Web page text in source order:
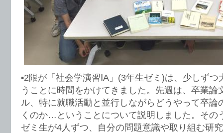
▪︎2限が「社会学演習ⅠA」(3年生ゼミ)は、少しず
うことに時間をかけてきました。先週は、卒業論
ル、特に就職活動と並行しながらどうやって卒論
くのか…ということについて説明しました。その
ゼミ生が4人ずつ、自分の問題意識や取り組む研